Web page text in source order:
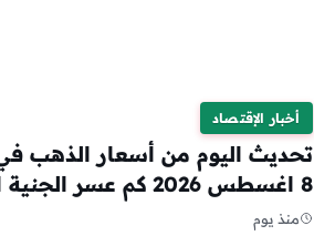
أخبار الإقتصاد
تحديث اليوم من أسعار الذهب
8 اغسطس 2026 كم عسر الجنية الذهب
منذ يوم